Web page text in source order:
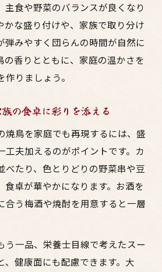
主食や野菜のバランスが良くなり
かな盛り付けや、家族で取り分け
弾みやすく団らんの時間が自然に
の香りとともに、家庭の温かさを
りましょう。
の食卓に彩りを添える
焼鳥を家庭でも再現するには、盛
工夫加えるのがポイントです。カ
べたり、色とりどりの野菜串や豆
食卓が華やかになります。お酒を
合う梅酒や焼酎を用意すると一層
う一品、栄養士目線で考えたスー
、健康面にも配慮できます。大